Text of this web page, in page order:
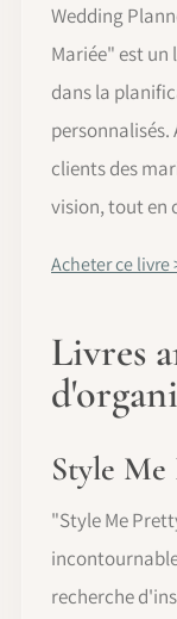
Wedding
Mariée" est un
dans la
personnalisés.
clients des
vision, tout en
Acheter ce livre
Livres
Style
"Style Me
recherche